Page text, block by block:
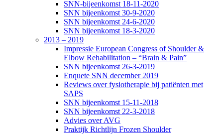
SNN-bijeenkomst 18-11-2020
SNN bijeenkomst 30-9-2020
SNN bijeenkomst 24-6-2020
SNN bijeenkomst 18-3-2020
2013 – 2019
Impressie European Congress of Shoulder &
Elbow Rehabilitation – “Brain & Pain”
SNN bijeenkomst 26-3-2019
Enquete SNN december 2019
Reviews over fysiotherapie bij patiënten met
SAPS
SNN bijeenkomst 15-11-2018
SNN bijeenkomst 22-3-2018
Advies over AVG
Praktijk Richtlijn Frozen Shoulder